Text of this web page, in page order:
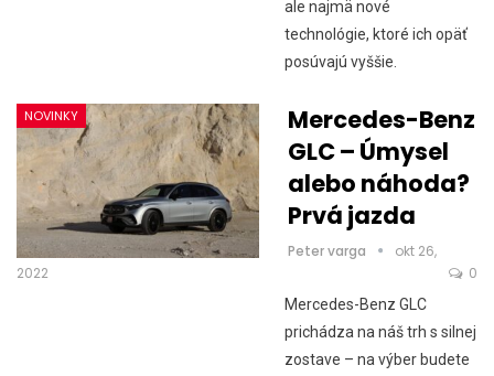
ale najmä nové
technológie, ktoré ich opäť
posúvajú vyššie.
NOVINKY
Mercedes-Benz
GLC – Úmysel
alebo náhoda?
Prvá jazda
Peter varga
okt 26,
2022
0
Mercedes-Benz GLC
prichádza na náš trh s silnej
zostave – na výber budete